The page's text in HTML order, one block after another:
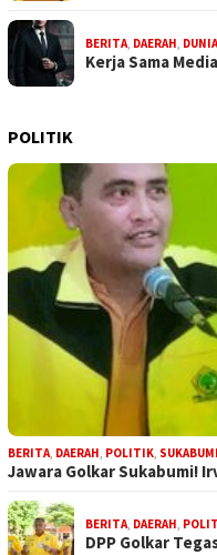
BERITA, DAERAH, DUNIA
Kerja Sama
POLITIK
BERITA, DAERAH, POLITIK,
Jawara Golkar Sukabumi!
BERITA, DAERAH,
DPP Golkar